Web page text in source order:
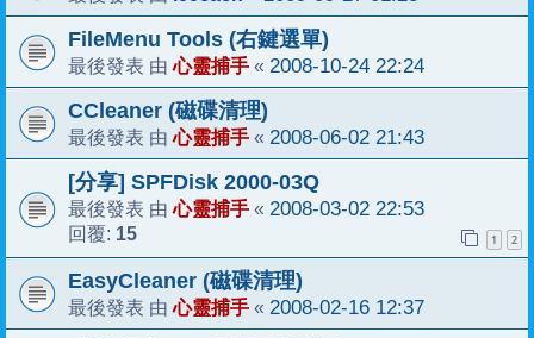
FileMenu Tools (右鍵選單)
最後發表 由心靈捕手 « 2008-10-24 22:24
CCleaner (磁碟清理)
最後發表 由心靈捕手 « 2008-06-02 21:43
[分享] SPFDisk 2000-03Q
最後發表 由心靈捕手 « 2008-03-02 22:53
回覆: 15 1 2
EasyCleaner (磁碟清理)
最後發表 由心靈捕手 « 2008-02-16 12:37